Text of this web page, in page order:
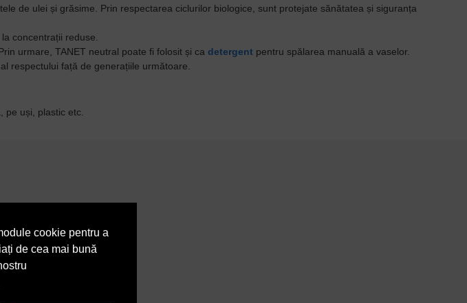
cookie pentru a
de cea mai bună
de ulei și grăsime. Prin respectarea ciclurilor biologice, sunt protejate sănătatea și siguranța
concentrații reduse.
urmare, TANET neutral poate fi folosit și ca detergent pentru spălarea manuală a vaselor.
respectului față de generațiile următoare.
pe uși, plastic etc.